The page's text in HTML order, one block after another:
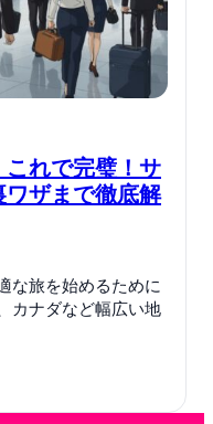
れで完璧！サ
ザまで徹底解
な旅を始めるために
カナダなど幅広い地